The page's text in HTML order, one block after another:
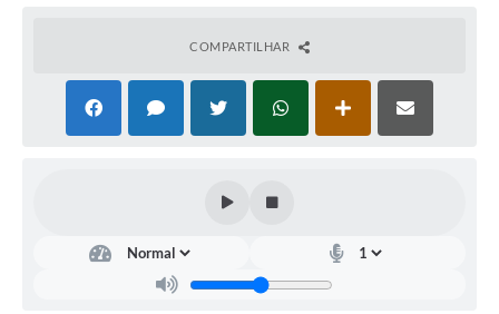
Lei Aldir Blanc
Chamamento Público
COMPARTILHAR